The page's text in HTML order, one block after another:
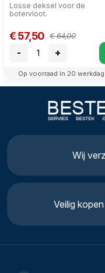
Losse deksel voor de
botervloot.
€ 57,50 € 64,00
- +
Op voorraad in 20
Wij
Veilig